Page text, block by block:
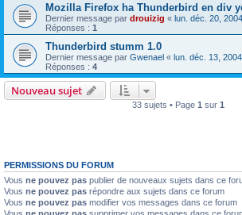
Mozilla Firefox ha Thunderbird en div
Dernier message par drouizig « lun. déc. 20,
Réponses : 1
Thunderbird stumm 1.0
Dernier message par Gwenael « lun. déc. 13,
Réponses : 4
Nouveau sujet
33 sujets • Page 1 sur 1
PERMISSIONS DU FORUM
Vous ne pouvez pas publier de nouveaux sujets dans ce
Vous ne pouvez pas répondre aux sujets dans ce forum
Vous ne pouvez pas modifier vos messages dans ce forum